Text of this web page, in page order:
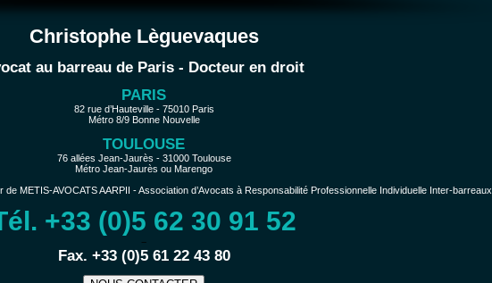
Christophe Lèguevaques
au barreau de Paris - Docteur en droit
PARIS
82 rue d’Hauteville - 75010 Paris
Métro 8/9 Bonne Nouvelle
TOULOUSE
76 allées Jean-Jaurès - 31000 Toulouse
Métro Jean-Jaurès ou Marengo
METIS-AVOCATS AARPII - Association d’Avocats à Responsabilité Professionnelle Individuelle Inter-barreaux
+33 (0)5 62 30 91 52
−
Fax. +33 (0)5 61 22 43 80